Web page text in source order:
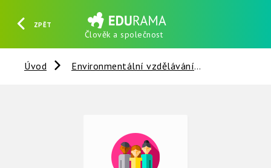
ZPĚT
Člověk a společnost
HLEDAT REGISTROVAT PŘIHLÁSIT SE
Úvod Environmentální vzdělávání